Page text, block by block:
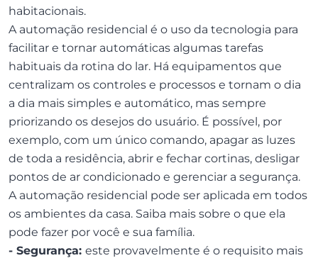
habitacionais.
A automação residencial é o uso da tecnologia para
facilitar e tornar automáticas algumas tarefas
habituais da rotina do lar. Há equipamentos que
centralizam os controles e processos e tornam o dia
a dia mais simples e automático, mas sempre
priorizando os desejos do usuário. É possível, por
exemplo, com um único comando, apagar as luzes
de toda a residência, abrir e fechar cortinas, desligar
pontos de ar condicionado e gerenciar a segurança.
A automação residencial pode ser aplicada em todos
os ambientes da casa. Saiba mais sobre o que ela
pode fazer por você e sua família.
- Segurança: este provavelmente é o requisito mais